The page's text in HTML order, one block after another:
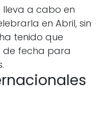
lleva a cabo en
en Abril, sin
tenido que
fecha para